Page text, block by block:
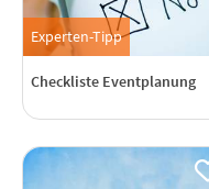
Experten-Tipp
Checkliste Eventplanung